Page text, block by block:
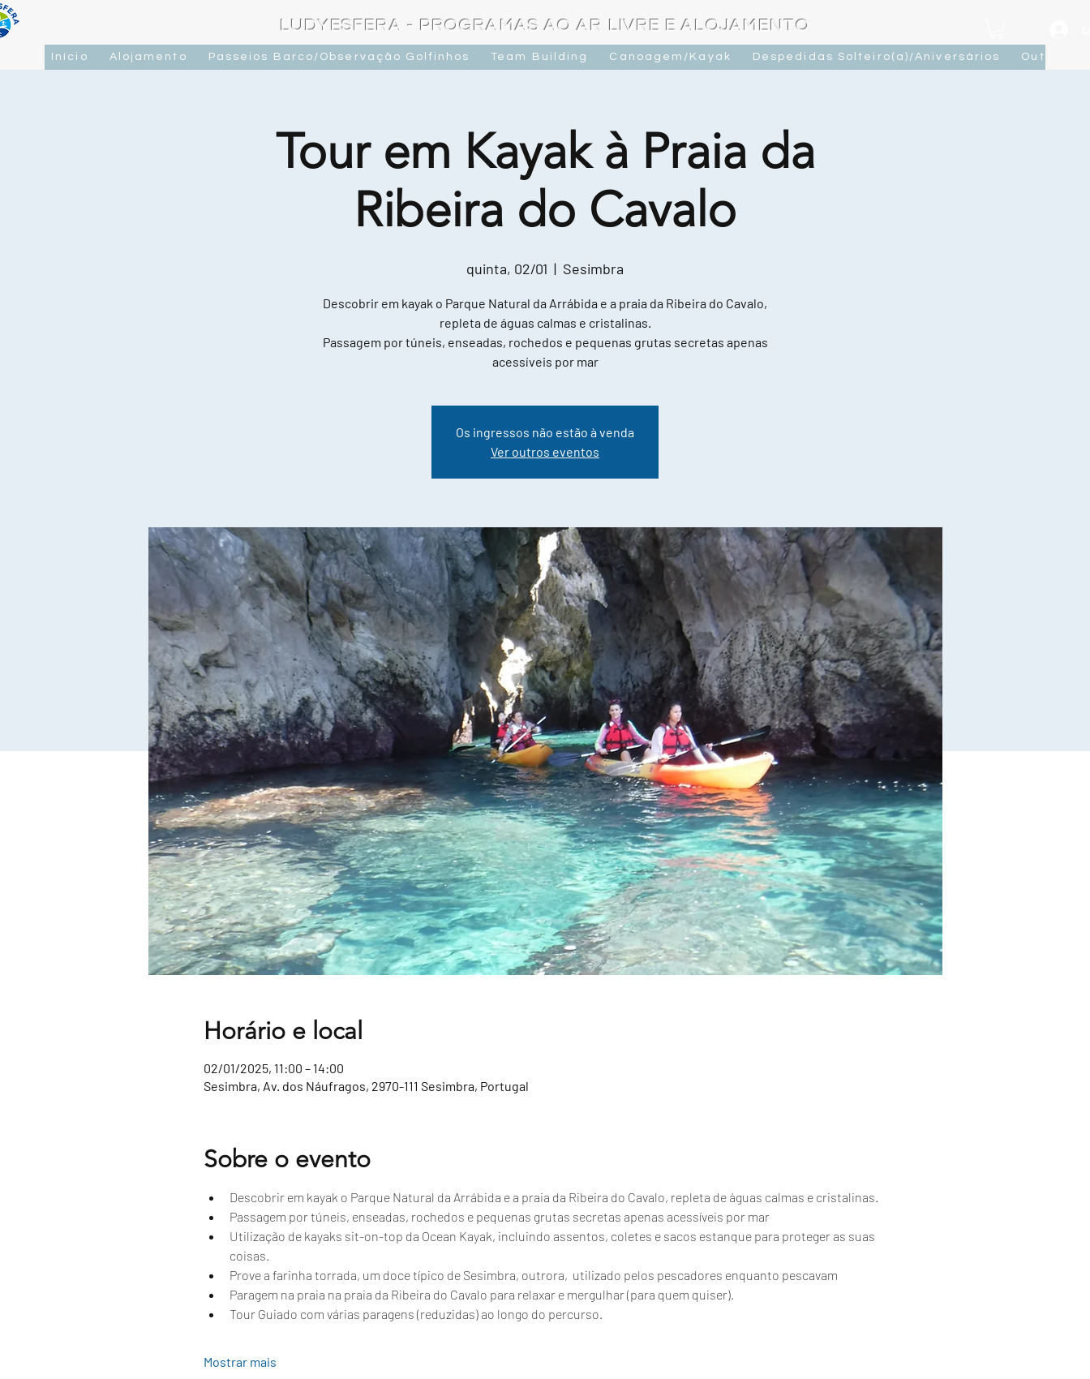
LUDYESFERA - PROGRAMAS AO AR LIVRE E ALOJAMENTO
Início Alojamento Passeios Barco/Observação Golfinhos Team Building Canoagem/Kayak Despedidas Solteiro(a)/Aniversários Outras
Tour em Kayak à Praia da
Ribeira do Cavalo
quinta, 02/01
  |
Sesimbra
Descobrir em kayak o Parque Natural da Arrábida e a praia da Ribeira do Cavalo,
repleta de águas calmas e cristalinas.
Passagem por túneis, enseadas, rochedos e pequenas grutas secretas apenas
acessíveis por mar
Os ingressos não estão à venda
Ver outros eventos
Horário e local
02/01/2025, 11:00 – 14:00
Sesimbra, Av. dos Náufragos, 2970-111 Sesimbra, Portugal
Sobre o evento
Descobrir em kayak o Parque Natural da Arrábida e a praia da Ribeira do Cavalo, repleta de águas calmas e cristalinas.
Passagem por túneis, enseadas, rochedos e pequenas grutas secretas apenas acessíveis por mar
Utilização de kayaks sit-on-top da Ocean Kayak, incluindo assentos, coletes e sacos estanque para proteger as suas
coisas.
Prove a farinha torrada, um doce típico de Sesimbra, outrora,  utilizado pelos pescadores enquanto pescavam
Paragem na praia na praia da Ribeira do Cavalo para relaxar e mergulhar (para quem quiser).
Tour Guiado com várias paragens (reduzidas) ao longo do percurso.
Mostrar mais